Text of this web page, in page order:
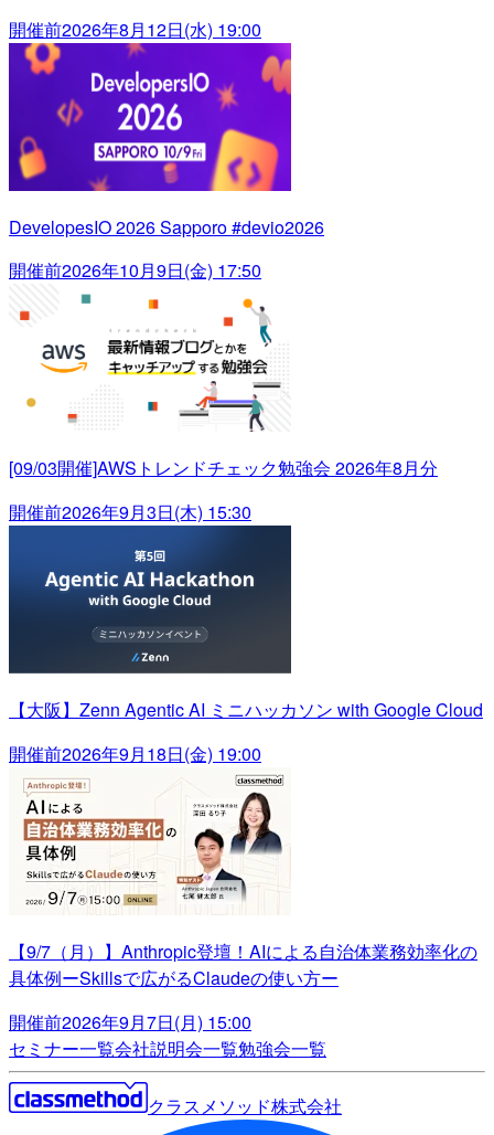
開催前2026年8月12日(水) 19:00
DevelopesIO 2026 Sapporo #devio2026
開催前2026年10月9日(金) 17:50
[09/03開催]AWSトレンドチェック勉強会 2026年8月分
開催前2026年9月3日(木) 15:30
【大阪】Zenn Agentic AI ミニハッカソン with Google Cloud
開催前2026年9月18日(金) 19:00
【9/7（月）】Anthropic登壇！AIによる自治体業務効率化の
具体例ーSkillsで広がるClaudeの使い方ー
開催前2026年9月7日(月) 15:00
セミナー一覧会社説明会一覧勉強会一覧
クラスメソッド株式会社